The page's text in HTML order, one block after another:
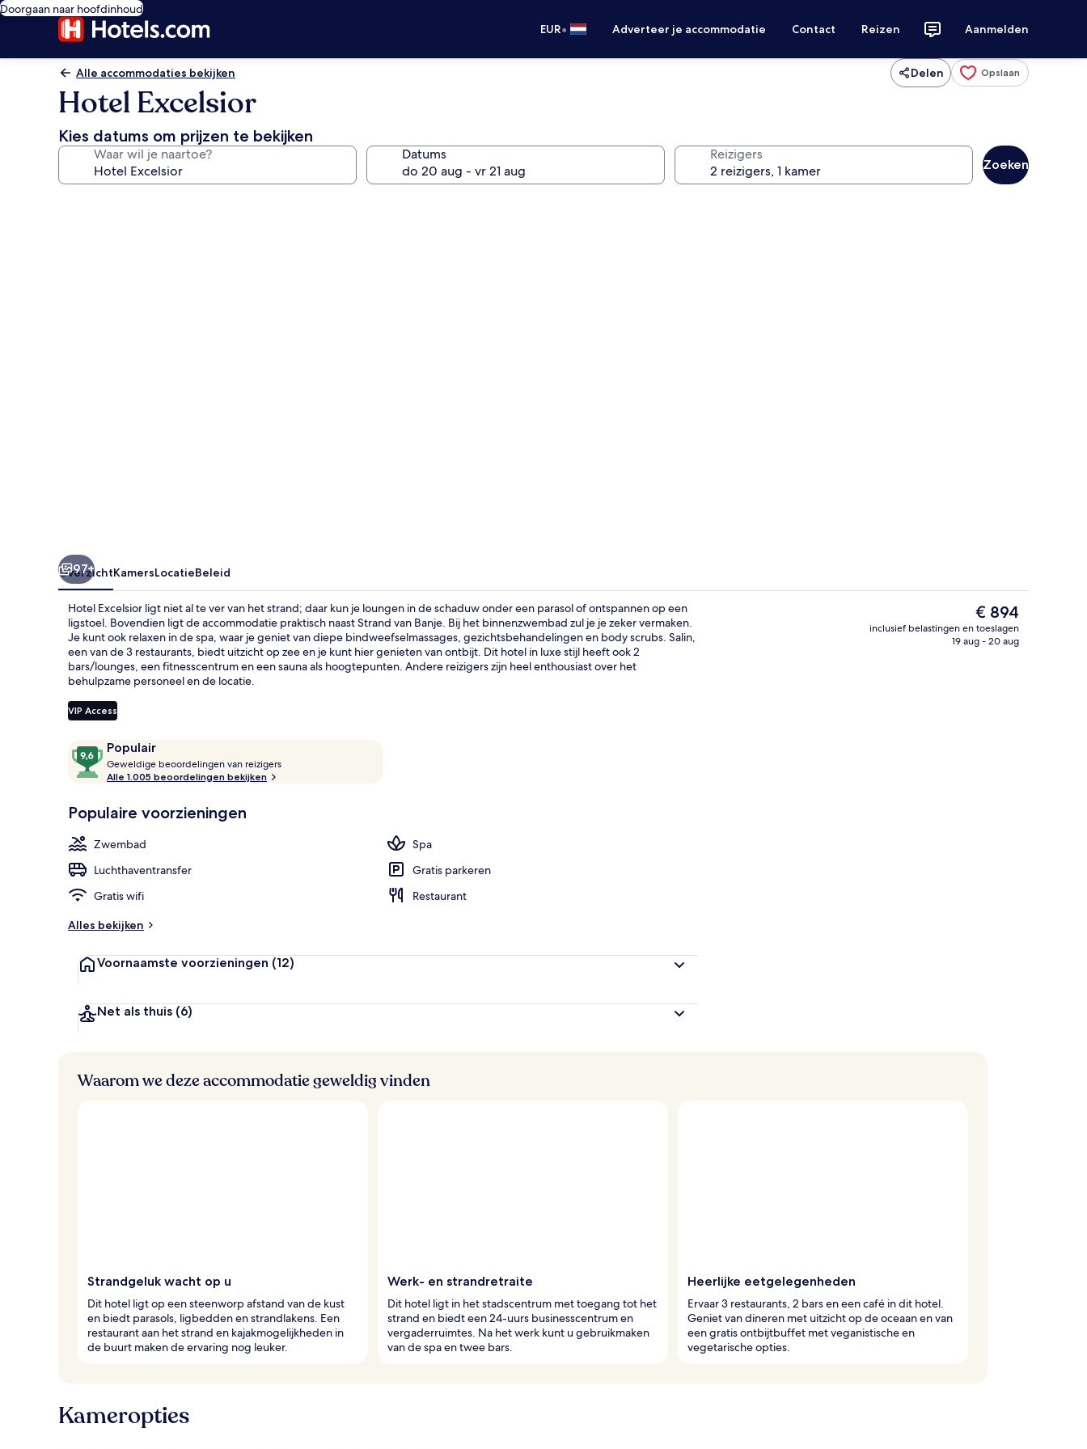
Doorgaan naar hoofdinhoud
EUR• Adverteer je accommodatie Contact Reizen Aanmelden
Alle accommodaties bekijken Delen Opslaan
Hotel Excelsior
Kies datums om prijzen te bekijken
Waar wil je naartoe? Datums Reizigers
Zoeken
3 restaurants; ze serveren er ontbijt,
97+
OverzichtKamersLocatieBeleid
Hotel Excelsior ligt niet al te ver van het strand; daar kun je loungen in de schaduw onder een parasol of ontspannen op een
ligstoel. Bovendien ligt de accommodatie praktisch naast Strand van Banje. Bij het binnenzwembad zul je je zeker vermaken.
Je kunt ook relaxen in de spa, waar je geniet van diepe bindweefselmassages, gezichtsbehandelingen en body scrubs. Salin,
een van de 3 restaurants, biedt uitzicht op zee en je kunt hier genieten van ontbijt. Dit hotel in luxe stijl heeft ook 2
bars/lounges, een fitnesscentrum en een sauna als hoogtepunten. Andere reizigers zijn heel enthousiast over het
behulpzame personeel en de locatie.
VIP Access
Beoordelingen
Populair
9,6
van
10,
Geweldige beoordelingen van reizigers
o
r
n
Alle 1.005 beoordelingen bekijken
Populaire voorzieningen
Zwembad
Spa
Luchthaventransfer
Gratis parkeren
Gratis wifi
Restaurant
Alles bekijken
Voornaamste voorzieningen (12)
Net als thuis (6)
De
huidige
prijs
€ 894
inclusief belastingen en toeslagen
19 aug - 20 aug
Waarom we deze accommodatie geweldig vinden
Strandgeluk wacht op u
Dit hotel ligt op een steenworp afstand van de kust
en biedt parasols, ligbedden en strandlakens. Een
restaurant aan het strand en kajakmogelijkheden in
de buurt maken de ervaring nog leuker.
Werk- en strandretraite
Dit hotel ligt in het stadscentrum met toegang tot het
strand en biedt een 24-uurs businesscentrum en
vergaderruimtes. Na het werk kunt u gebruikmaken
van de spa en twee bars.
Heerlijke eetgelegenheden
Ervaar 3 restaurants, 2 bars en een café in dit hotel.
Geniet van dineren met uitzicht op de oceaan en van
een gratis ontbijtbuffet met veganistische en
vegetarische opties.
Kameropties